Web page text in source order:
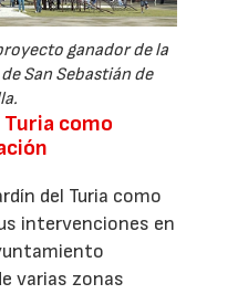
ganador de la
San Sebastián de
Turia como
del Turia como
intervenciones en
varias zonas